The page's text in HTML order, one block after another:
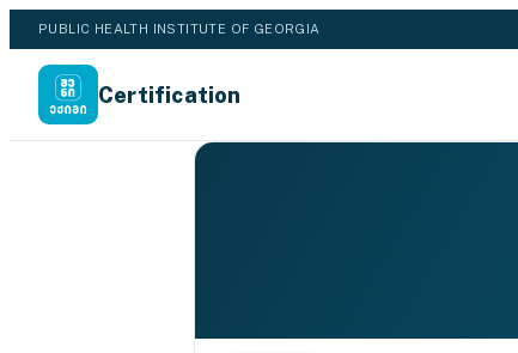
PUBLIC HEALTH INSTITUTE OF GEORGIA
Certification